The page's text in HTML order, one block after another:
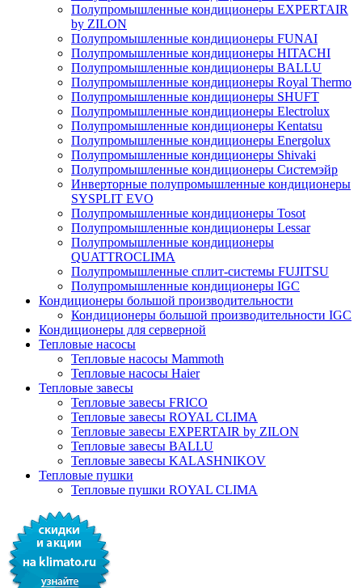
Полупромышленные кондиционеры EXPERTAIR
by ZILON
Полупромышленные кондиционеры FUNAI
Полупромышленные кондиционеры HITACHI
Полупромышленные кондиционеры BALLU
Полупромышленные кондиционеры Royal Thermo
Полупромышленные кондиционеры SHUFT
Полупромышленные кондиционеры Electrolux
Полупромышленные кондиционеры Kentatsu
Полупромышленные кондиционеры Energolux
Полупромышленные кондиционеры Shivaki
Полупромышленные кондиционеры Системэйр
Инверторные полупромышленные кондиционеры
SYSPLIT EVO
Полупромышленные кондиционеры Tosot
Полупромышленные кондиционеры Lessar
Полупромышленные кондиционеры
QUATTROCLIMA
Полупромышленные сплит-системы FUJITSU
Полупромышленные кондиционеры IGC
Кондиционеры большой производительности
Кондиционеры большой производительности IGC
Кондиционеры для серверной
Тепловые насосы
Тепловые насосы Mammoth
Тепловые насосы Haier
Тепловые завесы
Тепловые завесы FRICO
Тепловые завесы ROYAL CLIMA
Тепловые завесы EXPERTAIR by ZILON
Тепловые завесы BALLU
Тепловые завесы KALASHNIKOV
Тепловые пушки
Тепловые пушки ROYAL CLIMA